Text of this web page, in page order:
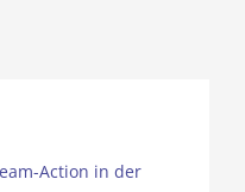
Action in der